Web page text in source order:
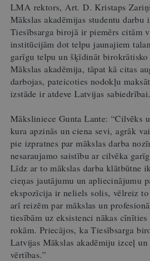
LMA rektors, Art. D. Kristaps
Mākslas akadēmijas studentu darbu
Tiesībsarga birojā ir piemērs citām
institūcijām dot telpu jaunajiem
garīgu telpu un šķīdināt
Mākslas akadēmija, tāpat kā citas
darbojas, pateicoties nodokļu
izstāde ir atdeve Latvijas
Māksliniece Gunta Lante: “Cilvēks
kura apzinās un ciena sevi, agrāk
pie izpratnes par mākslas darba
nesaraujamo saistību ar cilvēka
Līdz ar to mākslas darba klātbūtne
cieņas jautājumu un apliecinājumu
ekspozīcija ir neliels solis, vēlreiz
arī reizēm par mākslas un
tiesībām uz eksistenci nākas
rokām. Priecājos, ka Tiesībsarga
Latvijas Mākslas akadēmiju izceļ un
vērtības.”